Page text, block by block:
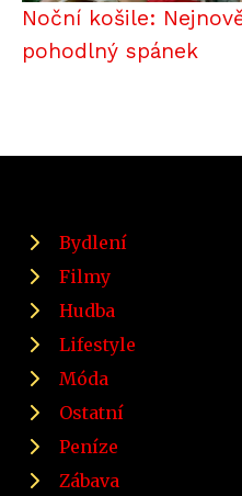
Noční košile:
pohodlný spánek
Bydlení
Filmy
Hudba
Lifestyle
Móda
Ostatní
Peníze
Zábava